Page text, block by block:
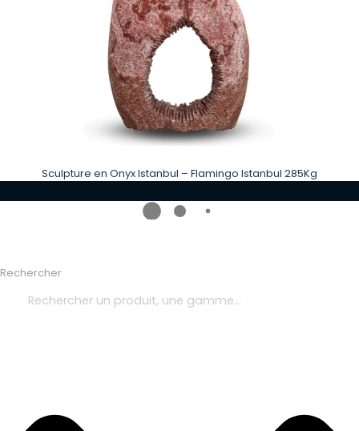
Sculpture en Onyx Istanbul – Flamingo Istanbul 285Kg
Rechercher